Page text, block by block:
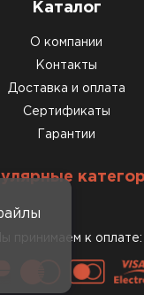
Каталог
О компании
Контакты
Доставка и оплата
Сертификаты
Гарантии
принимаем к оплате: